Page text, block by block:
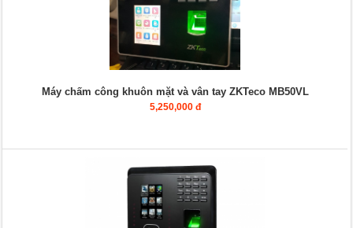
Máy chấm công khuôn mặt và vân tay ZKTeco MB50VL
5,250,000 đ